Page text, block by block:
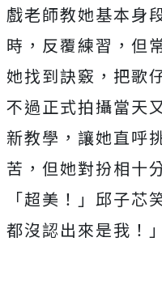
戲老師教她基本身
時，反覆練習，但
她找到訣竅，把歌
不過正式拍攝當天
新教學， 讓她直呼
苦，但她對扮相十
「超美！」邱子芯
都沒認出來是我！」